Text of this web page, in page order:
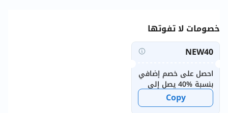
خصومات لا تفوتها
NEW40
احصل على خصم إضافي
بنسبة %40 يصل إلى
20 درهماً إماراتياً
للمستخدمين الجدد
Copy